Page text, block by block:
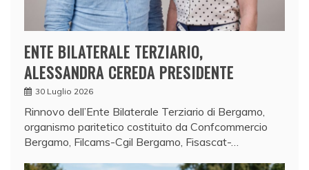
ENTE BILATERALE TERZIARIO,
ALESSANDRA CEREDA PRESIDENTE
30 Luglio 2026
Rinnovo dell’Ente Bilaterale Terziario di Bergamo,
organismo paritetico costituito da Confcommercio
Bergamo, Filcams-Cgil Bergamo, Fisascat-…